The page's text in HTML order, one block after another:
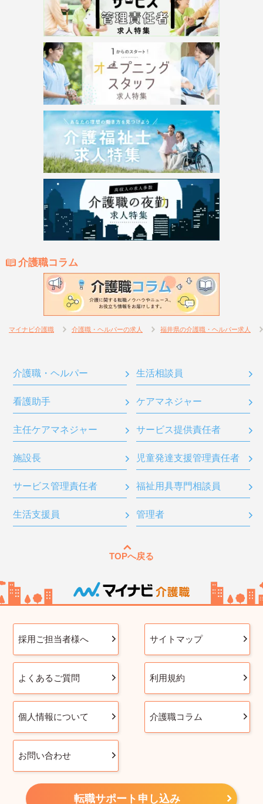
介護職コラム
マイナビ介護職 介護職・ヘルパーの求人 福井県の介護職・ヘルパー求人
介護職・ヘルパー 生活相談員
看護助手 ケアマネジャー
主任ケアマネジャー サービス提供責任者
施設長 児童発達支援管理責任者
サービス管理責任者 福祉用具専門相談員
生活支援員 管理者
TOPへ戻る
採用ご担当者様へ サイトマップ
よくあるご質問 利用規約
個人情報について 介護職コラム
お問い合わせ
転職サポート申し込み